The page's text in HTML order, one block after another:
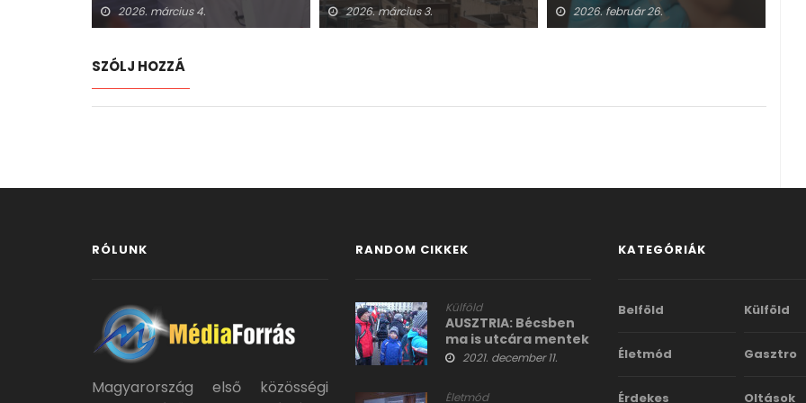
2026. március 4. 2026. március 3.
halálesetekről
2026. február 26.
SZÓLJ HOZZÁ
RÓLUNK
Magyarország első közösségi
RANDOM CIKKEK
Külföld
AUSZTRIA: Bécsben
ma is utcára mentek
a covid szigorítások
ellen
2021. december 11.
Életmód
KATEGÓRIÁK
Belföld Külföld
Életmód Gasztro
Érdekes Oltások